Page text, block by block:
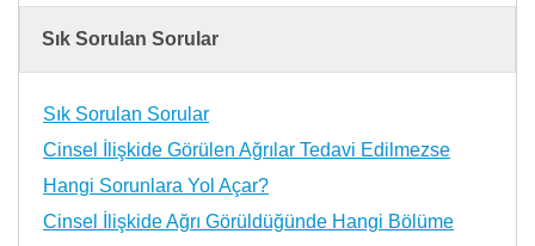
Sık Sorulan Sorular
Sık Sorulan Sorular
Cinsel İlişkide Görülen Ağrılar Tedavi Edilmezse
Hangi Sorunlara Yol Açar?
Cinsel İlişkide Ağrı Görüldüğünde Hangi Bölüme